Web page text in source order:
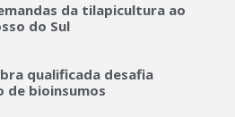
da tilapicultura ao
do Sul
qualificada desafia
de bioinsumos